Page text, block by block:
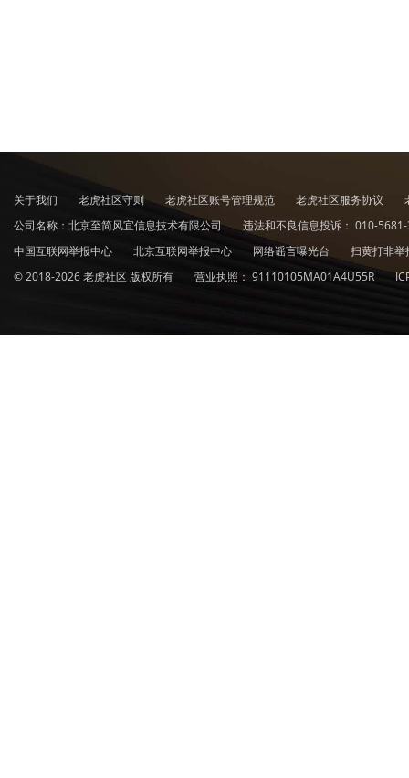
关于我们 老虎社区守则 老虎社区账号管理规范 老虎社区服务协议
公司名称：北京至简风宜信息技术有限公司
违法和不良信息投诉： 010-
中国互联网举报中心
北京互联网举报中心 网络谣言曝光台
扫黄打非
© 2018-2026 老虎社区 版权所有
营业执照： 91110105MA01A4U55R